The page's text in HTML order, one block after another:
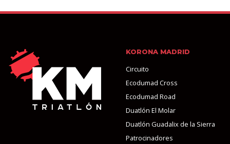
KORONA MADRID
Circuito
Ecodumad Cross
Ecodumad Road
Duatlón El Molar
Duatlón Guadalix de la Sierra
Patrocinadores